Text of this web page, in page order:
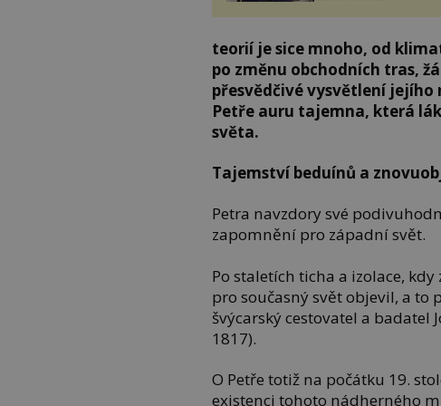
teorií je sice mnoho, od
po změnu obchodních tras,
přesvědčivé vysvětlení
Petře auru tajemna, která
světa.
Tajemství beduínů a
Petra navzdory své
zapomnění pro západní svět.
Po staletích ticha a izolace,
pro současný svět objevil, a
švýcarský cestovatel a badatel
1817).
O Petře totiž na počátku 19.
existenci tohoto nádherného